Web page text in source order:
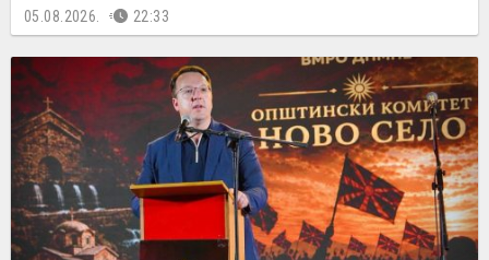
05.08.2026. 22:33